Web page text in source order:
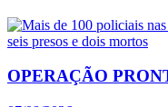
OPERAÇÃO